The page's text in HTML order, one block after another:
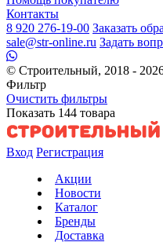
Контакты
8 920 276-19-00 Заказать
sale@str-online.ru Задать
© Строительный, 2018 -
Фильтр
Очистить фильтры
Показать 144 товара
Вход Регистрация
Акции
Новости
Каталог
Бренды
Доставка